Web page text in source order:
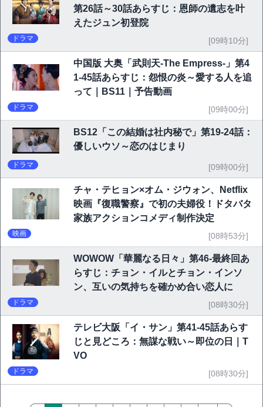
第26話～30話あらすじ：恩師の遺志を叶
えたジュン初登院
ドラマ [09時10分]
中国版 大奥「武則天-The Empress-」第4
1-45話あらすじ：怨恨の炎～愛する人を追
って｜BS11｜予告動画
ドラマ [09時00分]
BS12「この結婚は社内秘で」第19-24話：
優しいウソ～恋のはじまり
ドラマ [09時00分]
チャ・テヒョン×オム・ジウォン、Netflix
映画『復職警察』で初の夫婦役！ドタバタ
家族アクションコメディ制作決定
映画 [08時53分]
WOWOW「華麗なる日々」第46-最終回あ
らすじ：チョン・イルとチョン・インソ
ン、互いの気持ちを確かめ合い恋人に
ドラマ [08時30分]
テレビ大阪「イ・サン」第41-45話あらす
じと見どころ：無謀な戦い～即位の日｜T
VO
ドラマ [08時30分]